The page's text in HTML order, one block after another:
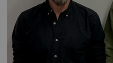
till forskare som vill